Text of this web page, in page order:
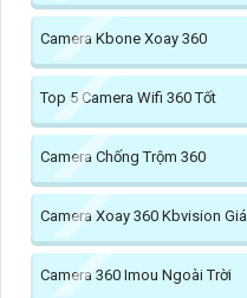
Camera Kbone Xoay 360
Top 5 Camera Wifi 360 Tốt
Camera Chống Trộm 360
Camera Xoay 360 Kbvision
Camera 360 Imou Ngoài Trời